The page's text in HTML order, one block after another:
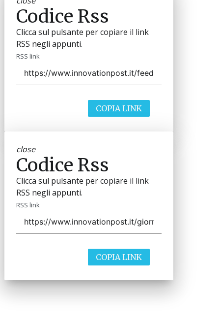
Codice Rss
Clicca sul pulsante per copiare il link
RSS negli appunti.
RSS link
COPIA LINK
close
Codice Rss
Clicca sul pulsante per copiare il link
RSS negli appunti.
RSS link
COPIA LINK